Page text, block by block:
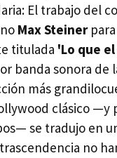
El trabajo del
Max Steinerpara
titulada 'Lo que
banda sonora de
más
clásico —y
se tradujo en
no